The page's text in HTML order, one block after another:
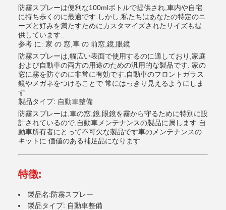
防霧スプレーは便利な100mlボトルで提供され,車内や自宅
に持ち歩くのに最適です.しかし,私たちはあなたの特定のニ
ーズと好みを満たすためにカスタマイズされたサイズも提
供しています..
参考 に: 家 の 窓,車 の 前窓,鏡,眼鏡
防霧スプレーは,幅広い表面で使用するのに適しており,家庭
および自動車の両方の用途のための汎用的な製品です. 家の
窓に霧を防ぐのに非常に有効です.自動車のフロントガラス
鏡やメガネをつけることで 常にはっきり見えるようにしま
す
製品タイプ: 自動車整備
防霧スプレーは,車の窓,鏡,眼鏡を霧から守るために特別に設
計されているので,自動車メンテナンスの製品に属します.自
動車所有者にとって不可欠な製品です車のメンテナンスの
キットに 価値のある補足品になります
特徴:
製品名:防霧スプレー
製品タイプ: 自動車整備